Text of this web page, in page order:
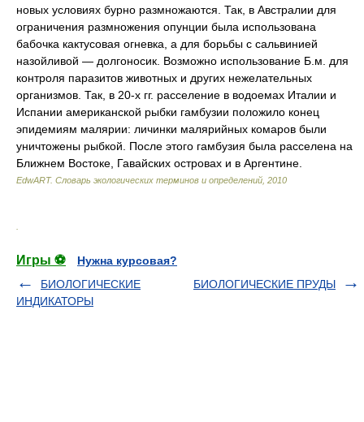
новых условиях бурно размножаются. Так, в Австралии для
ограничения размножения опунции была использована
бабочка кактусовая огневка, а для борьбы с сальвинией
назойливой — долгоносик. Возможно использование Б.м. для
контроля паразитов животных и других нежелательных
организмов. Так, в 20-х гг. расселение в водоемах Италии и
Испании американской рыбки гамбузии положило конец
эпидемиям малярии: личинки малярийных комаров были
уничтожены рыбкой. После этого гамбузия была расселена на
Ближнем Востоке, Гавайских островах и в Аргентине.
EdwART. Словарь экологических терминов и определений 2010
Игры ⚽
Нужна курсовая?
БИОЛОГИЧЕСКИЕ
ИНДИКАТОРЫ
БИОЛОГИЧЕСКИЕ ПРУДЫ